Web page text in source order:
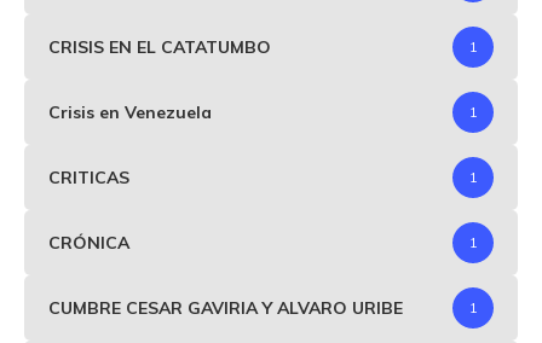
CRISIS EN EL CATATUMBO 1
Crisis en Venezuela 1
CRITICAS 1
CRÓNICA 1
CUMBRE CESAR GAVIRIA Y ALVARO URIBE 1